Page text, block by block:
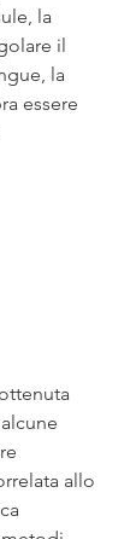
la
il
la
essere
allo